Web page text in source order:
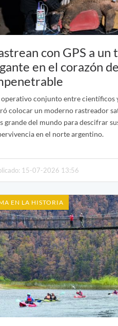
con GPS a
en el corazón
operativo conjunto entre científicos
colocar un moderno rastreador
grande del mundo para descifrar
en el norte argentino.
15-07-2026 13:56
EN LA HISTORIA